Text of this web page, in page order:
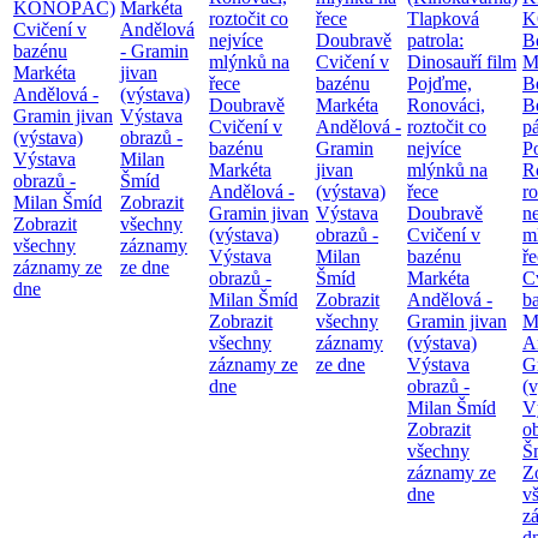
KONOPÁČ)
Cvičení v
bazénu
Markéta
Andělová -
Gramin jivan
(výstava)
Výstava
obrazů -
Milan Šmíd
Zobrazit
všechny
záznamy ze
dne
Markéta
Andělová
- Gramin
jivan
(výstava)
Výstava
obrazů -
Milan
Šmíd
Zobrazit
všechny
záznamy
ze dne
roztočit co
nejvíce
mlýnků na
řece
Doubravě
Cvičení v
bazénu
Markéta
Andělová -
Gramin jivan
(výstava)
Výstava
obrazů -
Milan Šmíd
Zobrazit
všechny
záznamy ze
dne
řece
Doubravě
Cvičení v
bazénu
Markéta
Andělová -
Gramin
jivan
(výstava)
Výstava
obrazů -
Milan
Šmíd
Zobrazit
všechny
záznamy
ze dne
Tlapková
patrola:
Dinosauří film
Pojďme,
Ronováci,
roztočit co
nejvíce
mlýnků na
řece
Doubravě
Cvičení v
bazénu
Markéta
Andělová -
Gramin jivan
(výstava)
Výstava
obrazů -
Milan Šmíd
Zobrazit
všechny
záznamy ze
dne